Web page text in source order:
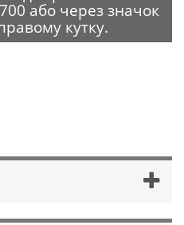
або через значок
кутку.